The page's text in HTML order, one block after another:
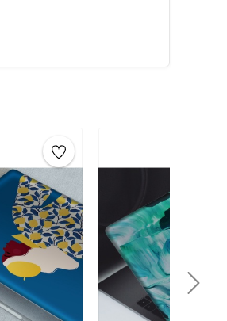
sticker,Samsung
seçeneklerimiz
düzgün bir yüzey
yavaşça çıkarın.